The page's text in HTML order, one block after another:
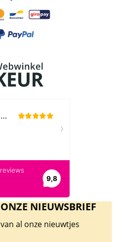
NIEUWSBRIEF
al onze nieuwtjes